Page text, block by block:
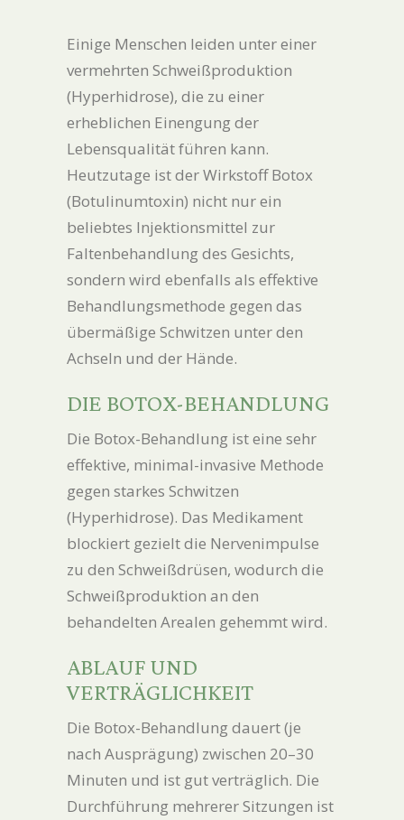
Einige Menschen leiden unter einer
vermehrten Schweißproduktion
(Hyperhidrose), die zu einer
erheblichen Einengung der
Lebensqualität führen kann.
Heutzutage ist der Wirkstoff Botox
(Botulinumtoxin) nicht nur ein
beliebtes Injektionsmittel zur
Faltenbehandlung des Gesichts,
sondern wird ebenfalls als effektive
Behandlungsmethode gegen das
übermäßige Schwitzen unter den
Achseln und der Hände.
DIE BOTOX-BEHANDLUNG
Die Botox-Behandlung ist eine sehr
effektive, minimal-invasive Methode
gegen starkes Schwitzen
(Hyperhidrose). Das Medikament
blockiert gezielt die Nervenimpulse
zu den Schweißdrüsen, wodurch die
Schweißproduktion an den
behandelten Arealen gehemmt wird.
ABLAUF UND
VERTRÄGLICHKEIT
Die Botox-Behandlung dauert (je
nach Ausprägung) zwischen 20–30
Minuten und ist gut verträglich. Die
Durchführung mehrerer Sitzungen ist